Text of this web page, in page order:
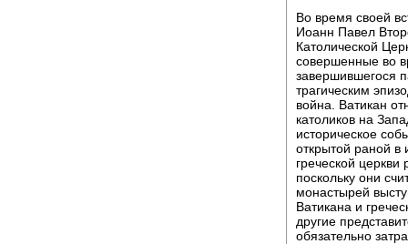
Во время своей
Иоанн Павел
Католической
совершенные во
завершившегося
трагическим
война. Ватикан
католиков на
историческое
открытой раной в
греческой
поскольку они
монастырей
Ватикана и
другие
обязательно